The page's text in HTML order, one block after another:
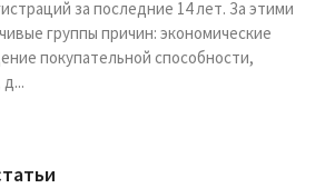
за последние 14 лет. За этими
группы причин: экономические
покупательной способности,